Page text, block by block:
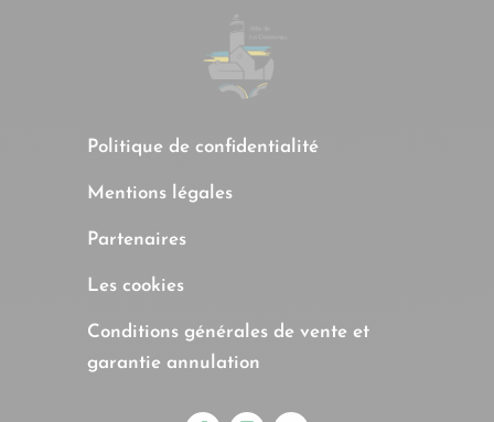
Politique de confidentialité
Mentions légales
Partenaires
Les cookies
Conditions générales de vente et
garantie annulation